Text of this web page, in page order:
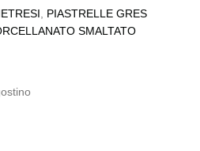
PIASTRELLE GRES
SMALTATO